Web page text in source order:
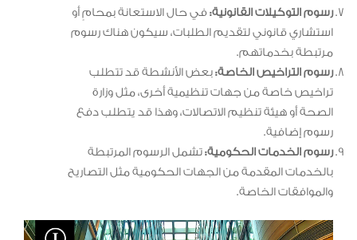
رسوم التوكيلات القانونية:في حال الاستعانة بمحامٍ أو
استشاري قانوني لتقديم الطلبات، سيكون هناك رسوم
مرتبطة بخدماتهم.
رسوم التراخيص الخاصة:بعض الأنشطة قد تتطلب
تراخيص خاصة من جهات تنظيمية أخرى، مثل وزارة
الصحة أو هيئة تنظيم الاتصالات، وهذا قد يتطلب دفع
رسوم إضافية.
رسوم الخدمات الحكومية:تشمل الرسوم المرتبطة
بالخدمات المقدمة من الجهات الحكومية مثل التصاريح
والموافقات الخاصة.